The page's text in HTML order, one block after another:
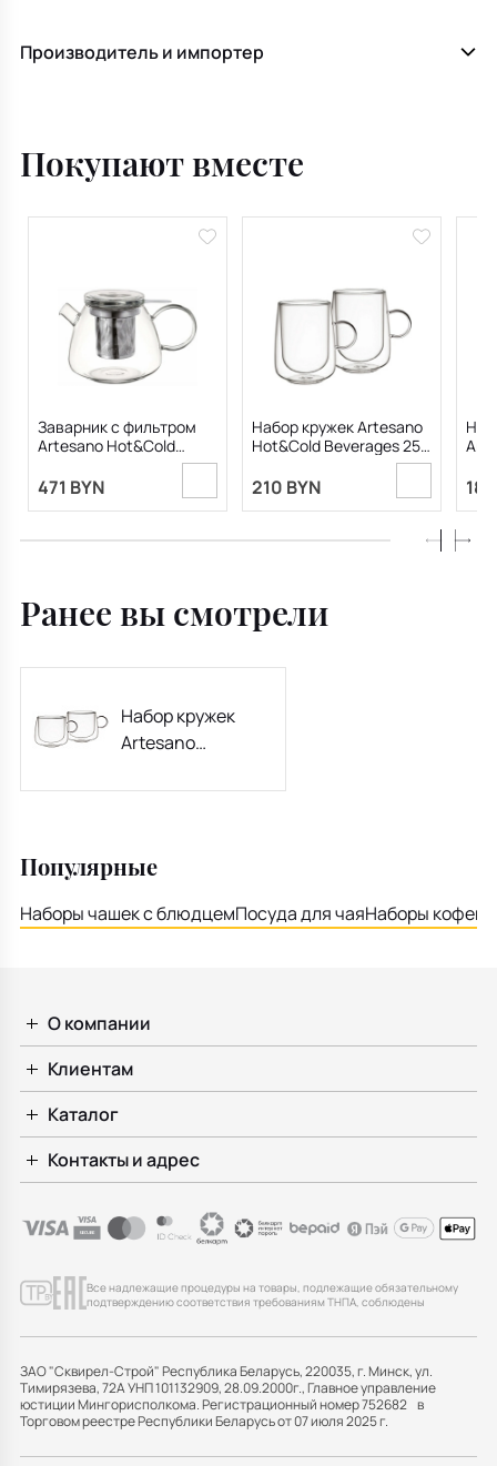
Производитель и импортер
Покупают вместе
Заварник с фильтром
Artesano Hot&Cold
471 BYN
Набор кружек Artesano
Hot&Cold Beverages 250
210 BYN
Ранее вы смотрели
Набор кружек
Artesano
Beverages, 2 шт,
Популярные
Наборы чашек с блюдцемПосуда для чаяНаборы
О компании
Клиентам
Каталог
Контакты и адрес
Все надлежащие процедуры на товары, подлежащие обязательному
подтверждению соответствия требованиям ТНПА, соблюдены
ЗАО "Сквирел-Строй" Республика Беларусь, 220035, г. Минск, ул.
Тимирязева, 72А УНП 101132909, 28.09.2000г., Главное управление
юстиции Мингорисполкома. Регистрационный номер 752682 в
Торговом реестре Республики Беларусь от 07 июля 2025 г.